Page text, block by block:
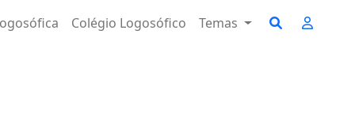
Colégio Logosófico Temas